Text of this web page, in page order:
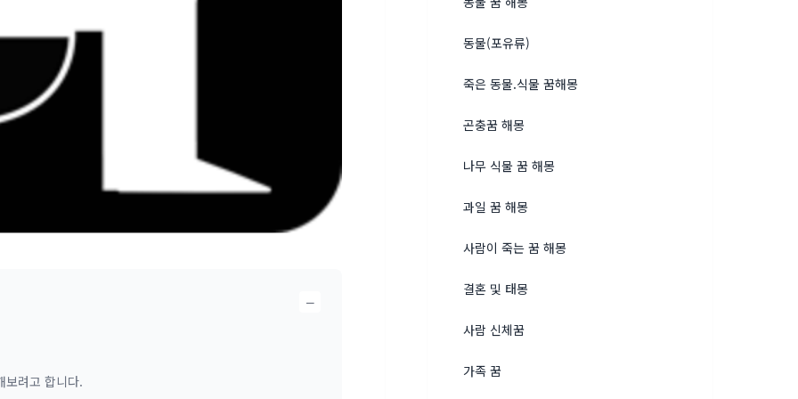
−
보려고 합니다.
동물(포유류)
죽은 동물.식물 꿈해몽
곤충꿈 해몽
나무 식물 꿈 해몽
과일 꿈 해몽
사람이 죽는 꿈 해몽
결혼 및 태몽
사람 신체꿈
가족 꿈